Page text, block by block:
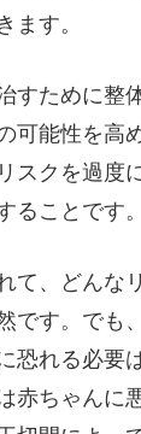
ます。
すために整
可能性を高
スクを過度
ることです。
て、どんな
です。でも
恐れる必要
赤ちゃんに